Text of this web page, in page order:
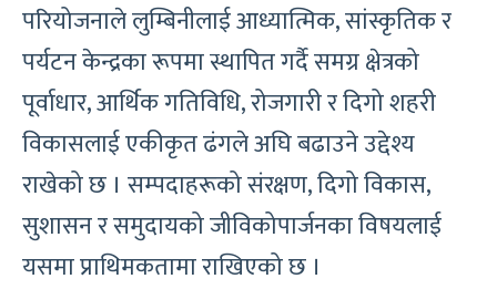
परियोजनाले लुम्बिनीलाई आध्यात्मिक, सांस्कृतिक र
पर्यटन केन्द्रका रूपमा स्थापित गर्दै समग्र क्षेत्रको
पूर्वाधार, आर्थिक गतिविधि, रोजगारी र दिगो शहरी
विकासलाई एकीकृत ढंगले अघि बढाउने उद्देश्य
राखेको छ । सम्पदाहरूको संरक्षण, दिगो विकास,
सुशासन र समुदायको जीविकोपार्जनका विषयलाई
यसमा प्राथिमकतामा राखिएको छ ।